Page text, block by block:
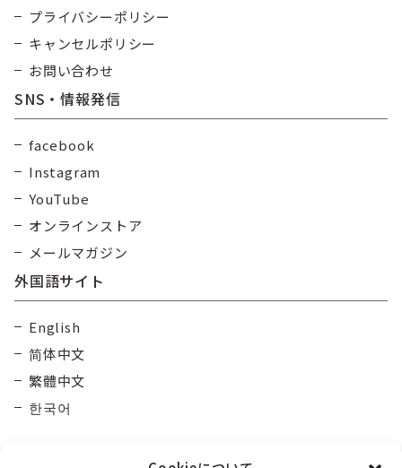
プライバシーポリシー
キャンセルポリシー
お問い合わせ
SNS・情報発信
facebook
Instagram
YouTube
オンラインストア
メールマガジン
外国語サイト
English
简体中文
繁體中文
한국어